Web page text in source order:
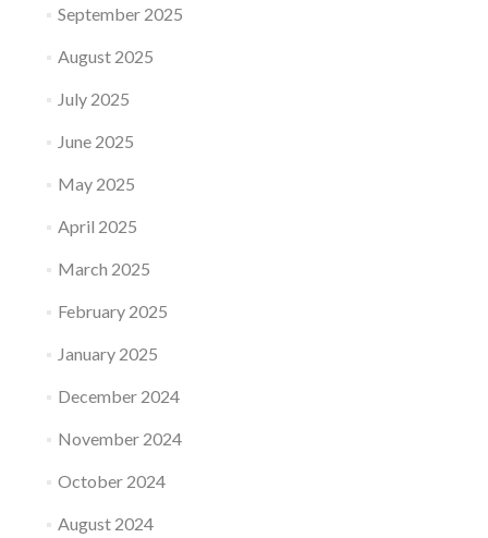
September 2025
August 2025
July 2025
June 2025
May 2025
April 2025
March 2025
February 2025
January 2025
December 2024
November 2024
October 2024
August 2024